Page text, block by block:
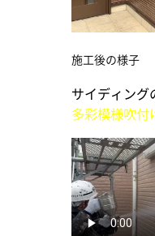
施工後の様子
サイディング
多彩模様吹付